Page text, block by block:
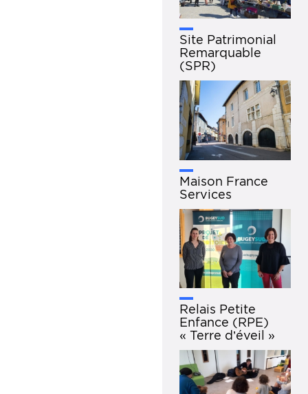
Site Patrimonial
Remarquable
(SPR)
Maison France
Services
Relais Petite
Enfance (RPE)
« Terre d’éveil »